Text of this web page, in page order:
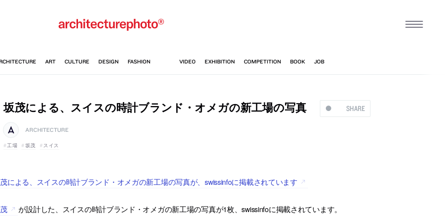
SHARE
坂茂による、スイスの時計ブランド・オメガの新工場の写真
ARCHITECTURE
工場 坂茂 スイス
による、スイスの時計ブランド・オメガの新工場の写真が、swissinfoに掲載されています
が設計した、スイスの時計ブランド・オメガの新工場の写真が1枚、swissinfoに掲載されています。